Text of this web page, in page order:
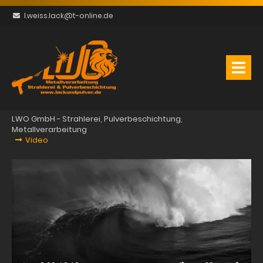
l.weiss.lack@t-online.de
LWO GmbH - Strahlerei, Pulverbeschichtung,
Metallverarbeitung
Video